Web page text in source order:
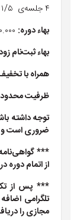
۴ جلسه‌ی ۱/۵ ساعته
بهاء دوره:
بهاء ثبت‌نام
همراه با
ظرفیت محدود
توجه داشته
ضروری است و فقط ۱ جلسه
***
از اتمام
*** پس از
تلگرامی
مجازی را